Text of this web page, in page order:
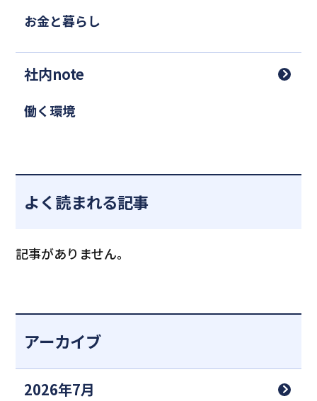
お金と暮らし
社内note
働く環境
よく読まれる記事
記事がありません。
アーカイブ
2026年7月